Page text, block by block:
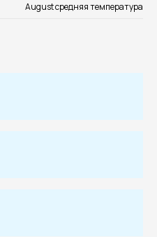
August средняя температура